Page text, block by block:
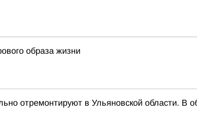
образа жизни
отремонтируют в Ульяновской области.